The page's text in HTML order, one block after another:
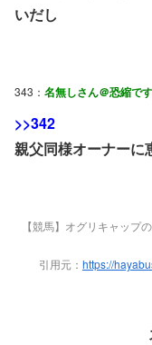
いだし
343： 名無しさん＠恐縮です
>>342
親父同様オーナーに
【競馬】オグリキャップ
引用元： https://